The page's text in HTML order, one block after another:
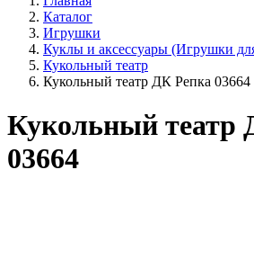
Каталог
Игрушки
Куклы и аксессуары (Игрушки
Кукольный театр
Кукольный театр ДК Репка 03664
Кукольный театр
03664